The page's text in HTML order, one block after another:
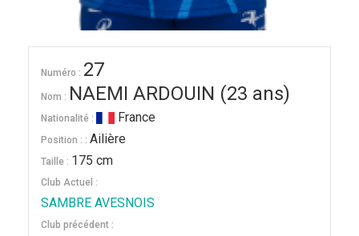
Numéro : 27
Nom : NAEMI ARDOUIN (23 ans)
Nationalité : France
Position : : Ailière
Taille : 175 cm
Club Actuel :
SAMBRE AVESNOIS
Club précédent :